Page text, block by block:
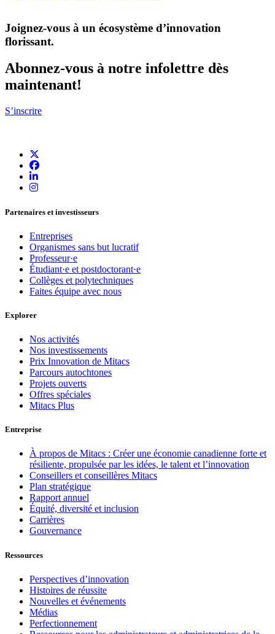
Joignez-vous à un écosystème d’innovation
florissant.
Abonnez-vous à notre infolettre dès
maintenant!
S’inscrire
Partenaires et investisseurs
Entreprises
Organismes sans but lucratif
Professeur·e
Étudiant·e et postdoctorant·e
Collèges et polytechniques
Faites équipe avec nous
Explorer
Nos activités
Nos investissements
Prix Innovation de Mitacs
Parcours autochtones
Projets ouverts
Offres spéciales
Mitacs Plus
Entreprise
À propos de Mitacs : Créer une économie canadienne forte et
résiliente, propulsée par les idées, le talent et l’innovation
Conseillers et conseillères Mitacs
Plan stratégique
Rapport annuel
Équité, diversité et inclusion
Carrières
Gouvernance
Ressources
Perspectives d’innovation
Histoires de réussite
Nouvelles et événements
Médias
Perfectionnement